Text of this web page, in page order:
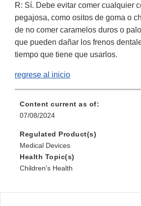
R: Sí. Debe evitar comer cualquier
pegajosa, como ositos de goma o
de no comer caramelos duros o
que pueden dañar los frenos
tiempo que tiene que usarlos.
regrese al inicio
Content current as of:
07/08/2024
Regulated Product(s)
Medical Devices
Health Topic(s)
Children's Health